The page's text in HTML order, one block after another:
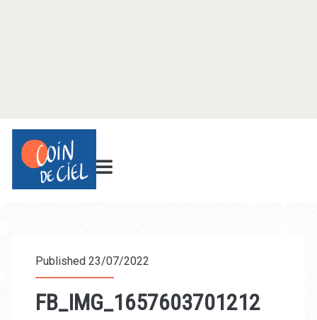
Published 23/07/2022
FB_IMG_1657603701212